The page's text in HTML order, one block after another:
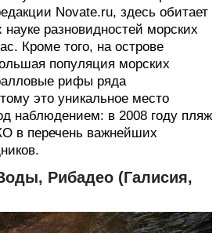
Novate.ru, здесь обитает
разновидностей морских
Кроме того, на острове
популяция морских
рифы ряда
это уникальное место
наблюдением: в 2008 году пляж
в перечень важнейших
Рибадео (Галисия,